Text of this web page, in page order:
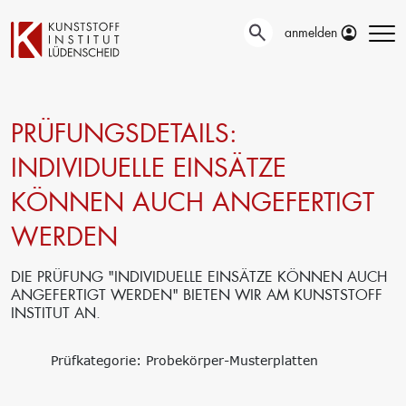
anmelden
Technische
Entwicklung
Oberflächentechnik
Neue Materialien
Aktuelle
Prüfung
Automotive- und
Werkstoffprüfungen
Material– &
Ringversuche
Aus- und
Weiterbildung
Firmenschulungen
Forschung
Forschungsschwerpunkte
Forschungsprojekte
PRÜFUNGSDETAILS:
INDIVIDUELLE EINSÄTZE
KÖNNEN AUCH ANGEFERTIGT
WERDEN
DIE PRÜFUNG "INDIVIDUELLE EINSÄTZE KÖNNEN AUCH
ANGEFERTIGT WERDEN" BIETEN WIR AM KUNSTSTOFF
INSTITUT AN.
Prüfkategorie: Probekörper-Musterplatten